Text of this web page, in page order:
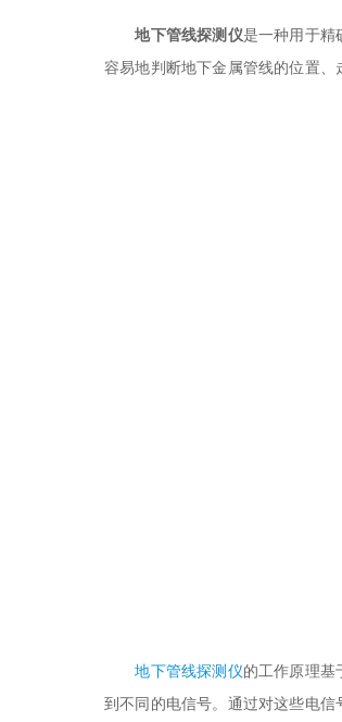
地下管线探测仪是一种用于精
容易地判断地下金属管线的位置、
地下管线探测仪的工作原理基
到不同的电信号。通过对这些电信